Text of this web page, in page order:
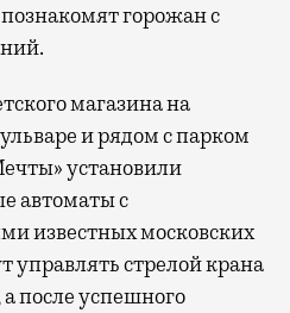
горожан с
магазина на
и рядом с парком
установили
автоматы с
известных московских
управлять стрелой крана
после успешного